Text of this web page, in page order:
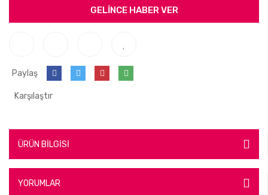
GELİNCE HABER VER
Paylaş
Karşılaştır
ÜRÜN BİLGİSİ
YORUMLAR